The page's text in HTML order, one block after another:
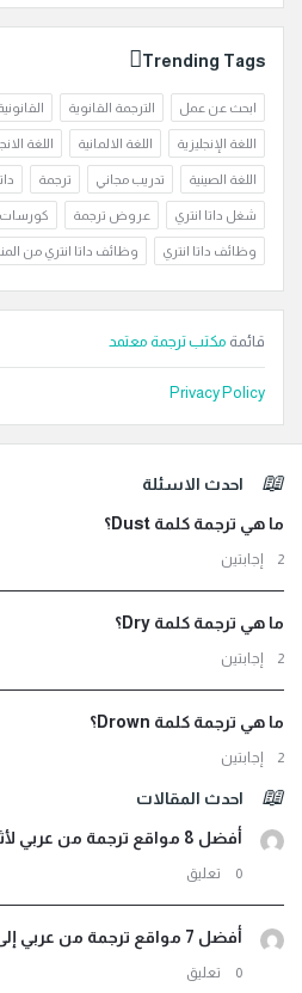
Trending Tags
ابحث عن عمل الترجمة القانوية
اللغة الإنجليزية اللغة الالمانية اللغة
اللغة الصينية تدريب مجاني ترجمة
شغل داتا انتري عروض ترجمة كورسات
وظائف داتا انتري وظائف داتا انتري من
قائمة مكتب ترجمة معتمد
Privacy Policy
الفوتراحدث الاسئلة
ما هي ترجمة كلمة Dust؟
‫2 إجابتين
ما هي ترجمة كلمة Dry؟
‫2 إجابتين
ما هي ترجمة كلمة Drown؟
‫2 إجابتين
احدث المقالات
أفضل 8 مواقع ترجمة من عربي لأثيوبي صوت ونصوص مجانية
‫0 تعليق
أفضل 7 مواقع ترجمة من عربي إلى اندونيسيا فورية مجانية
‫0 تعليق